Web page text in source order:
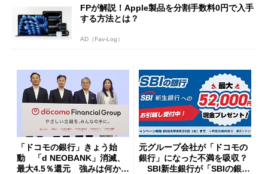
FPが解説！Apple製品を分割手数料0円で入手
する方法とは？
AD（Fav-Log）
「ドコモの銀行」きょう始
動 「d NEOBANK」消滅、
最大4.5％還元 強みは何か解
元グループ会社が「ドコモの
銀行」になった不満を吸収？
SBI新生銀行が「SBIの銀